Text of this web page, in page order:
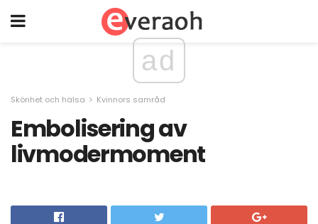
ad
Skönhet och hälsa Kvinnors samråd
Embolisering av
livmodermoment